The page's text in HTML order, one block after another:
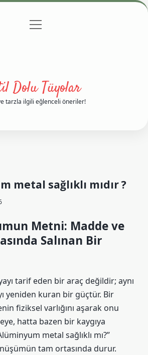
Gizlilik Politikası
menüyü
Dolu Tüyolar
tarzla ilgili eğlenceli öneriler!
metal sağlıklı mıdır ?
Metni: Madde ve
Salınan Bir
tarif eden bir araç değildir; aynı
yeniden kuran bir güçtür. Bir
fiziksel varlığını aşarak onu
hatta bazen bir kaygıya
metal sağlıklı mı?”
tam ortasında durur.